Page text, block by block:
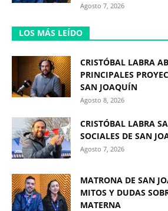
Agosto 7, 2026
LOS MÁS LEÍDO
CRISTÓBAL LABRA
PRINCIPALES
SAN JOAQUÍN
Agosto 8, 2026
CRISTÓBAL LABRA
SOCIALES DE SAN
Agosto 7, 2026
MATRONA DE SAN
MITOS Y DUDAS
MATERNA